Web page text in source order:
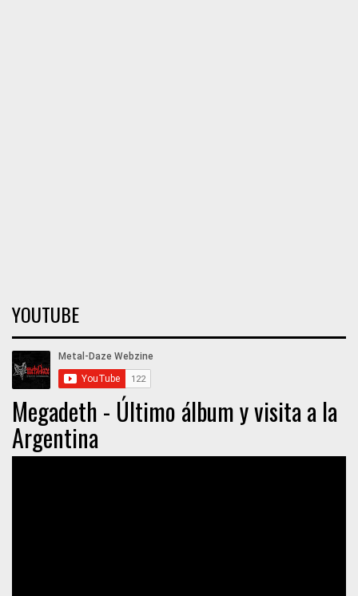
YOUTUBE
Megadeth - Último álbum y visita a la
Argentina